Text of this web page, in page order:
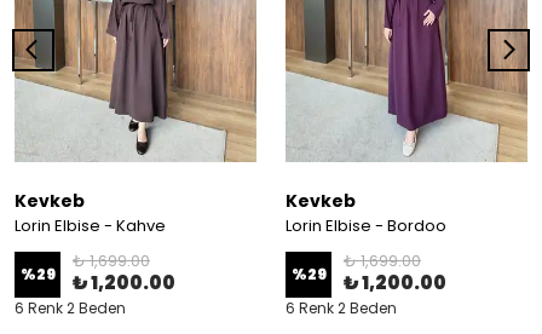
Kevkeb
Lorin Elbise - Kahve
%29
₺ 1,699.00
₺ 1,200.00
6 Renk 2 Beden
Kevkeb
Lorin Elbise - Bordoo
%29
₺ 1,699.00
₺ 1,200.00
6 Renk 2 Beden